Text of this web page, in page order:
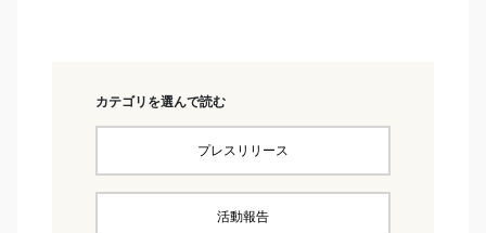
カテゴリを選んで読む
プレスリリース
活動報告